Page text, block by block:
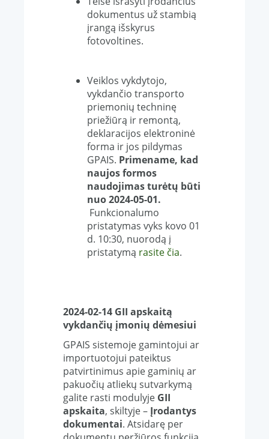
dokumentus už stambią
įrangą išskyrus
fotovoltines.
Veiklos vykdytojo,
vykdančio transporto
priemonių techninę
priežiūrą ir remontą,
deklaracijos elektroninė
forma ir jos pildymas
GPAIS. Primename, kad
naujos formos
naudojimas turėtų būti
nuo2024-05-01.
Funkcionalumo
pristatymas vyks kovo 01
d. 10:30, nuorodą į
pristatymą rasite čia.
2024-02-14 GII apskaitą
vykdančių įmonių dėmesiui
GPAIS sistemoje gamintojui ar
importuotojui pateiktus
patvirtinimus apie gaminių ar
pakuočių atliekų sutvarkymą
galite rasti modulyje GII
apskaita, skiltyje – Įrodantys
dokumentai. Atsidarę per